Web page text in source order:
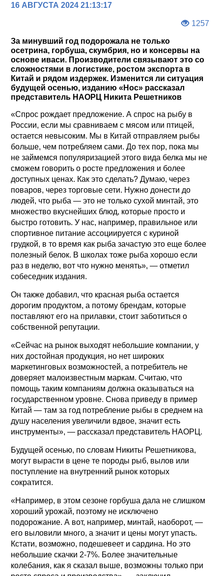
16 АВГУСТА 2024 21:13:17
1257
За минувший год подорожала не только
осетрина, горбуша, скумбрия, но и консервы на
основе иваси. Производители связывают это со
сложностями в логистике, ростом экспорта в
Китай и рядом издержек. Изменится ли ситуация
будущей осенью, изданию «Нос» рассказал
представитель НАОРЦ Никита Решетников
«Спрос рождает предложение. А спрос на рыбу в
России, если мы сравниваем с мясом или птицей,
остается невысоким. Мы в Китай отправляем рыбы
больше, чем потребляем сами. До тех пор, пока мы
не займемся популяризацией этого вида белка мы не
сможем говорить о росте предложения и более
доступных ценах. Как это сделать? Думаю, через
поваров, через торговые сети. Нужно донести до
людей, что рыба — это не только сухой минтай, это
множество вкуснейших блюд, которые просто и
быстро готовить. У нас, например, правильное или
спортивное питание ассоциируется с куриной
грудкой, в то время как рыба зачастую это еще более
полезный белок. В школах тоже рыба хорошо если
раз в неделю, вот что нужно менять», — отметил
собеседник издания.
Он также добавил, что красная рыба остается
дорогим продуктом, а потому брендам, которые
поставляют его на прилавки, стоит заботиться о
собственной репутации.
«Сейчас на рынок выходят небольшие компании, у
них достойная продукция, но нет широких
маркетинговых возможностей, а потребитель не
доверяет малоизвестным маркам. Считаю, что
помощь таким компаниям должна оказываться на
государственном уровне. Снова приведу в пример
Китай — там за год потребление рыбы в среднем на
душу населения увеличили вдвое, значит есть
инструменты», — рассказал представитель НАОРЦ.
Будущей осенью, по словам Никиты Решетникова,
могут вырасти в цене те породы рыб, вылов или
поступление на внутренний рынок которых
сократится.
«Например, в этом сезоне горбуша дала не слишком
хороший урожай, поэтому не исключено
подорожание. А вот, например, минтай, наоборот, —
его выловили много, а значит и цены могут упасть.
Кстати, возможно, подешевеет и сардина. Но это
небольшие скачки 2-7%. Более значительные
колебания, как я сказал выше, возможны только при